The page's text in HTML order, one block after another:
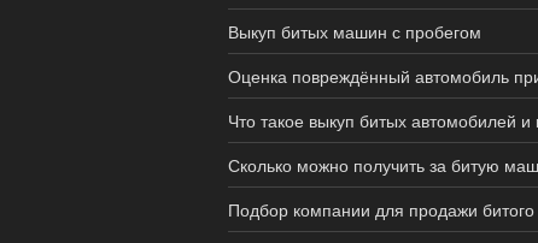
Выкуп битых машин с пробегом
Оценка повреждённый автомобиль
Что такое выкуп битых автомобилей и
Сколько можно получить за битую
Подбор компании для продажи